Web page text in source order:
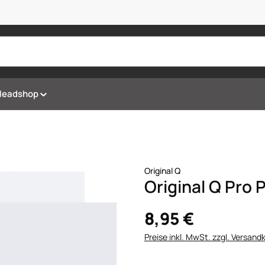
Original Q
Original Q Pro
8,95 €
Preise inkl. MwSt. zzgl.